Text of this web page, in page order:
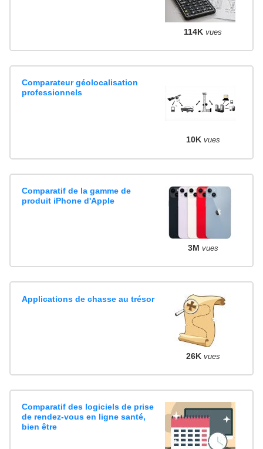
114K vues
Comparateur géolocalisation
professionnels
10K vues
Comparatif de la gamme de
produit iPhone d'Apple
3M vues
Applications de chasse au trésor
26K vues
Comparatif des logiciels de prise
de rendez-vous en ligne santé,
bien être